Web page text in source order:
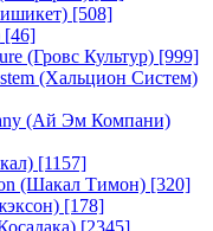
[508]
[46]
(Гровс Культур) [999]
(Хальцион Систем)
(Ай Эм Компани)
[1157]
(Шакал Тимон) [320]
[178]